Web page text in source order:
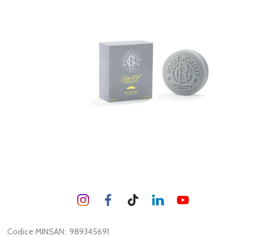
Codice MINSAN: 989345691